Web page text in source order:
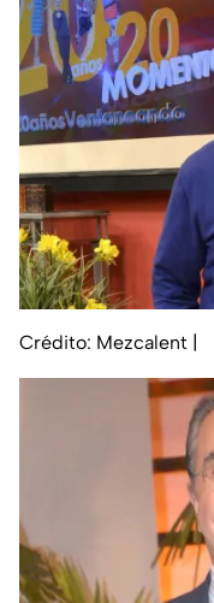
Crédito: Mezcalent |